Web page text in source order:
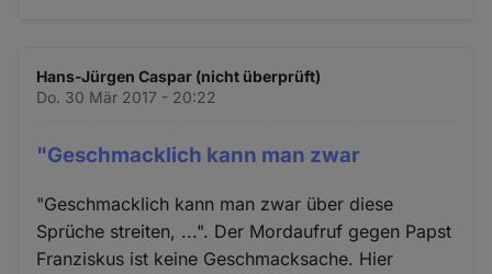
Hans-Jürgen Caspar (nicht überprüft)
Do. 30 Mär 2017 - 20:22
"Geschmacklich kann man zwar
"Geschmacklich kann man zwar über diese
Sprüche streiten, ...". Der Mordaufruf gegen Papst
Franziskus ist keine Geschmacksache. Hier